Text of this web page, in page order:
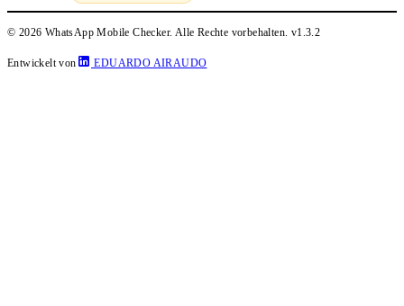
© 2026 WhatsApp Mobile Checker. Alle Rechte vorbehalten. v1.3.2
Entwickelt von EDUARDO AIRAUDO